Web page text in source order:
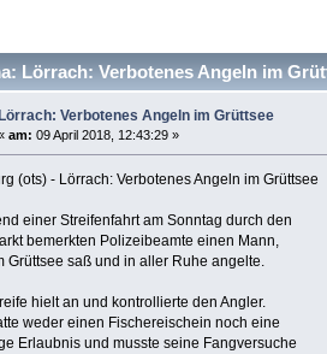
Lörrach: Verbotenes Angeln im
Lörrach: Verbotenes Angeln im Grüttsee
am: 09 April 2018, 12:43:29 »
(ots) - Lörrach: Verbotenes Angeln im Grüttsee
einer Streifenfahrt am Sonntag durch den
bemerkten Polizeibeamte einen Mann,
Grüttsee saß und in aller Ruhe angelte.
hielt an und kontrollierte den Angler.
weder einen Fischereischein noch eine
Erlaubnis und musste seine Fangversuche